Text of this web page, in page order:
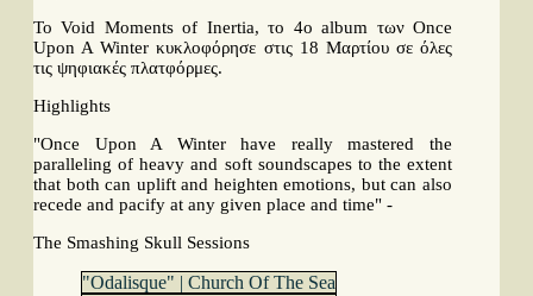
Το Void Moments of Inertia, το 4ο album των Once
Upon A Winter κυκλοφόρησε στις 18 Μαρτίου σε όλες
τις ψηφιακές πλατφόρμες.
Highlights
"Once Upon A Winter have really mastered the
paralleling of heavy and soft soundscapes to the extent
that both can uplift and heighten emotions, but can also
recede and pacify at any given place and time" -
The Smashing Skull Sessions
"Odalisque" | Church Of The Sea